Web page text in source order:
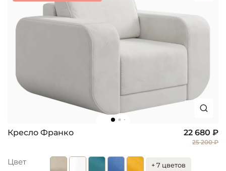
Кресло Франко 22 680 ₽
25 200 ₽
Цвет + 7 цветов